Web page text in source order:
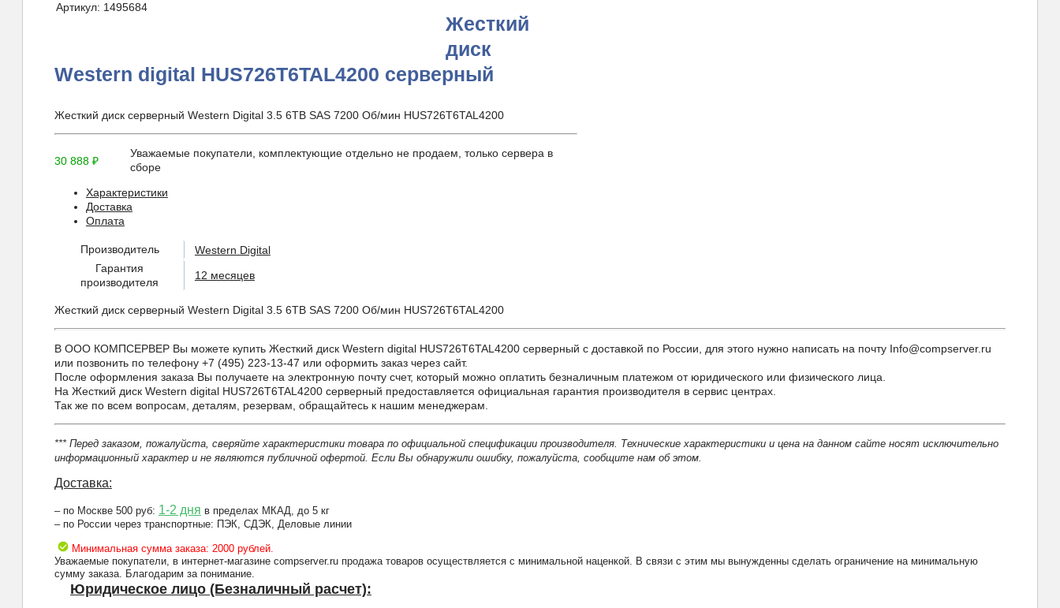
Артикул: 1495684
Жесткий
диск
Western digital HUS726T6TAL4200 серверный
Жесткий диск серверный Western Digital 3.5 6TB SAS 7200 Об/мин HUS726T6TAL4200
30 888 ₽
Уважаемые покупатели, комплектующие отдельно не продаем, только сервера в
сборе
Характеристики
Доставка
Оплата
Производитель
Western Digital
Гарантия
производителя
12 месяцев
Жесткий диск серверный Western Digital 3.5 6TB SAS 7200 Об/мин HUS726T6TAL4200
В ООО КОМПСЕРВЕР Вы можете купить Жесткий диск Western digital HUS726T6TAL4200 серверный с доставкой по России, для этого нужно написать на почту Info@compserver.ru
или позвонить по телефону +7 (495) 223-13-47 или оформить заказ через сайт.
После оформления заказа Вы получаете на электронную почту счет, который можно оплатить безналичным платежом от юридического или физического лица.
На Жесткий диск Western digital HUS726T6TAL4200 серверный предоставляется официальная гарантия производителя в сервис центрах.
Так же по всем вопросам, деталям, резервам, обращайтесь к нашим менеджерам.
*** Перед заказом, пожалуйста, сверяйте характеристики товара по официальной спецификации производителя. Технические характеристики и цена на данном сайте носят исключительно
информационный характер и не являются публичной офертой. Если Вы обнаружили ошибку, пожалуйста, сообщите нам об этом.
Доставка:
– по Москве 500 руб: 1-2 дня в пределах МКАД, до 5 кг
– по России через транспортные: ПЭК, СДЭК, Деловые линии
Минимальная сумма заказа: 2000 рублей.
Уважаемые покупатели, в интернет-магазине compserver.ru продажа товаров осуществляется с минимальной наценкой. В связи с этим мы вынужденны сделать ограничение на минимальную
сумму заказа. Благодарим за понимание.
Юридическое лицо (Безналичный расчет):